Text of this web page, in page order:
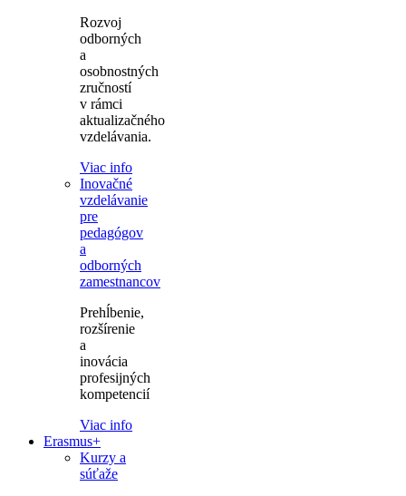
Rozvoj
odborných
a
osobnostných
zručností
v rámci
aktualizačného
vzdelávania.
Viac info
Inovačné
vzdelávanie
pre
pedagógov
a
odborných
zamestnancov
Prehĺbenie,
rozšírenie
a
inovácia
profesijných
kompetencií
Viac info
Erasmus+
Kurzy a
súťaže